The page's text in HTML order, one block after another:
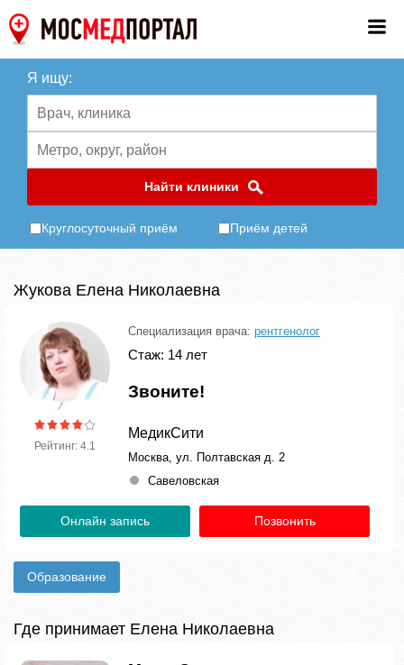
Я ищу:
Найти клиники
Круглосуточный приём Приём детей
Жукова Елена Николаевна
Рейтинг: 4.1
Специализация врача: рентгенолог
Стаж: 14 лет
Звоните!
МедикСити
Москва, ул. Полтавская д. 2
Савеловская
Онлайн запись Позвонить
Образование
Где принимает Елена Николаевна